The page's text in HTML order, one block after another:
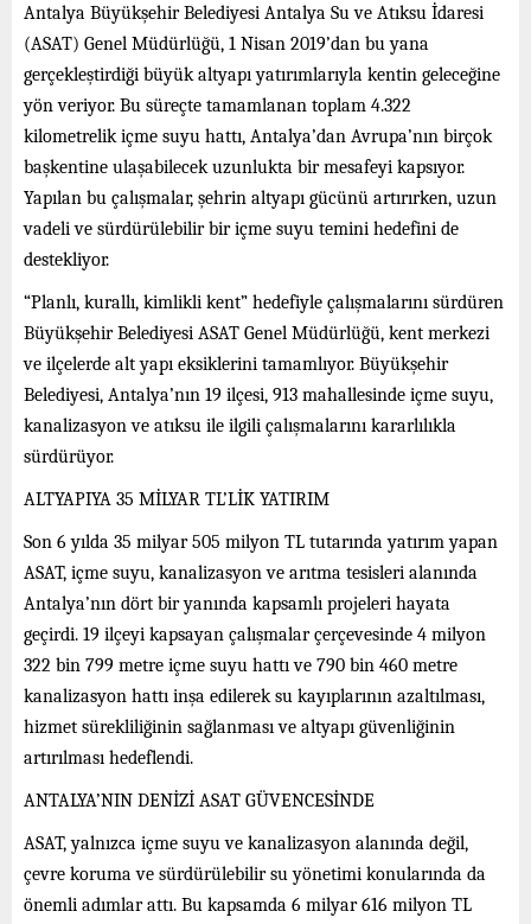
Antalya Büyükşehir Belediyesi Antalya Su ve Atıksu İdaresi
(ASAT) Genel Müdürlüğü, 1 Nisan 2019’dan bu yana
gerçekleştirdiği büyük altyapı yatırımlarıyla kentin geleceğine
yön veriyor. Bu süreçte tamamlanan toplam 4.322
kilometrelik içme suyu hattı, Antalya’dan Avrupa’nın birçok
başkentine ulaşabilecek uzunlukta bir mesafeyi kapsıyor.
Yapılan bu çalışmalar, şehrin altyapı gücünü artırırken, uzun
vadeli ve sürdürülebilir bir içme suyu temini hedefini de
destekliyor.
“Planlı, kurallı, kimlikli kent” hedefiyle çalışmalarını sürdüren
Büyükşehir Belediyesi ASAT Genel Müdürlüğü, kent merkezi
ve ilçelerde alt yapı eksiklerini tamamlıyor. Büyükşehir
Belediyesi, Antalya’nın 19 ilçesi, 913 mahallesinde içme suyu,
kanalizasyon ve atıksu ile ilgili çalışmalarını kararlılıkla
sürdürüyor.
ALTYAPIYA 35 MİLYAR TL’LİK YATIRIM
Son 6 yılda 35 milyar 505 milyon TL tutarında yatırım yapan
ASAT, içme suyu, kanalizasyon ve arıtma tesisleri alanında
Antalya’nın dört bir yanında kapsamlı projeleri hayata
geçirdi. 19 ilçeyi kapsayan çalışmalar çerçevesinde 4 milyon
322 bin 799 metre içme suyu hattı ve 790 bin 460 metre
kanalizasyon hattı inşa edilerek su kayıplarının azaltılması,
hizmet sürekliliğinin sağlanması ve altyapı güvenliğinin
artırılması hedeflendi.
ANTALYA’NIN DENİZİ ASAT GÜVENCESİNDE
ASAT, yalnızca içme suyu ve kanalizasyon alanında değil,
çevre koruma ve sürdürülebilir su yönetimi konularında da
önemli adımlar attı. Bu kapsamda 6 milyar 616 milyon TL